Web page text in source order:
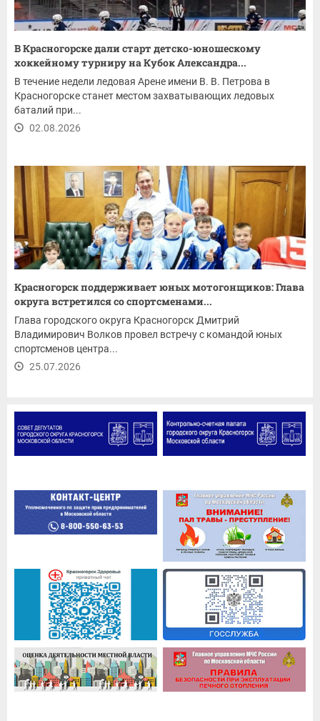
В Красногорске дали старт детско-юношескому
хоккейному турниру на Кубок Александра...
В течение недели ледовая Арене имени В. В. Петрова в
Красногорске станет местом захватывающих ледовых
баталий при...
02.08.2026
Красногорск поддерживает юных мотогонщиков: Глава
округа встретился со спортсменами...
Глава городского округа Красногорск Дмитрий
Владимирович Волков провел встречу с командой юных
спортсменов центра...
25.07.2026